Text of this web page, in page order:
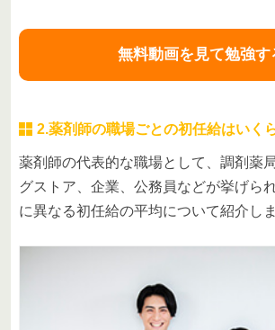
無料動画を見て勉強す
2.薬剤師の職場ごとの初任給はいく
薬剤師の代表的な職場として、調剤薬
グストア、企業、公務員などが挙げら
に異なる初任給の平均について紹介しま